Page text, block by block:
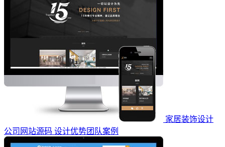
家居装饰设计
公司网站源码 设计优势团队案例